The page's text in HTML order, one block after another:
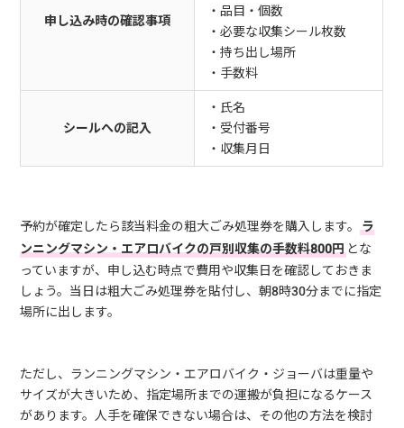
申し込み時の確認事項
・品目・個数
・必要な収集シール枚数
・持ち出し場所
・手数料
シールへの記入
・氏名
・受付番号
・収集月日
予約が確定したら該当料金の粗大ごみ処理券を購入します。ラ
ンニングマシン・エアロバイクの戸別収集の手数料800円とな
っていますが、申し込む時点で費用や収集日を確認しておきま
しょう。当日は粗大ごみ処理券を貼付し、朝8時30分までに指定
場所に出します。
ただし、ランニングマシン・エアロバイク・ジョーバは重量や
サイズが大きいため、指定場所までの運搬が負担になるケース
があります。人手を確保できない場合は、その他の方法を検討